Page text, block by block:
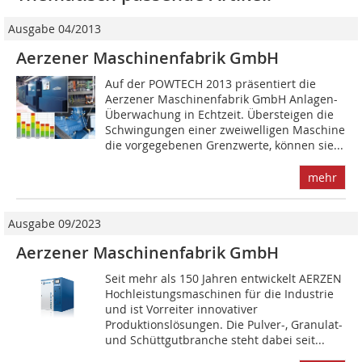
Ausgabe 04/2013
Aerzener Maschinenfabrik GmbH
Auf der POWTECH 2013 präsentiert die
Aerzener Maschinenfabrik GmbH Anlagen-
Überwachung in Echtzeit. Übersteigen die
Schwingungen einer zweiwelligen Maschine
die vorgegebenen Grenzwerte, können sie...
mehr
Ausgabe 09/2023
Aerzener Maschinenfabrik GmbH
Seit mehr als 150 Jahren entwickelt AERZEN
Hochleistungsmaschinen für die Industrie
und ist Vorreiter innovativer
Produktionslösungen. Die Pulver-, Granulat-
und Schüttgutbranche steht dabei seit...